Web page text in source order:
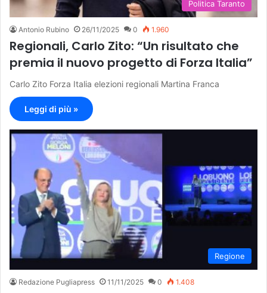
Politica Taranto
Antonio Rubino 26/11/2025 0 1.960
Regionali, Carlo Zito: “Un risultato che
premia il nuovo progetto di Forza Italia”
Carlo Zito Forza Italia elezioni regionali Martina Franca
Leggi di più »
Regione
Redazione Pugliapress 11/11/2025 0 1.408